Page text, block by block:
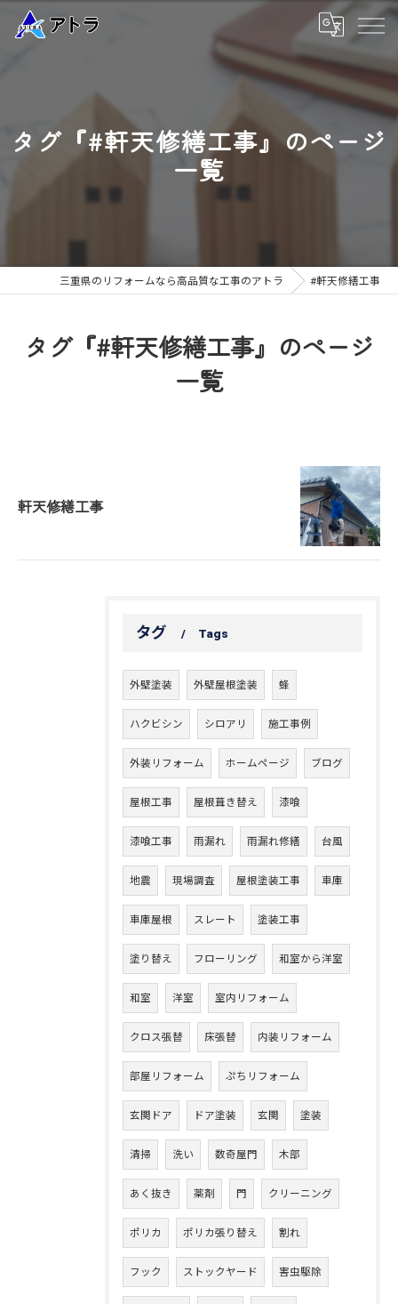
タグ『#軒天修繕工事』のページ
一覧
三重県のリフォームなら高品質な工事のアトラ #軒天修繕工事
タグ『#軒天修繕工事』のページ
一覧
軒天修繕工事
タグ Tags
外壁塗装 外壁屋根塗装 蜂
ハクビシン シロアリ 施工事例
外装リフォーム ホームページ ブログ
屋根工事 屋根葺き替え 漆喰
漆喰工事 雨漏れ 雨漏れ修繕 台風
地震 現場調査 屋根塗装工事 車庫
車庫屋根 スレート 塗装工事
塗り替え フローリング 和室から洋室
和室 洋室 室内リフォーム
クロス張替 床張替 内装リフォーム
部屋リフォーム ぷちリフォーム
玄関ドア ドア塗装 玄関 塗装
清掃 洗い 数奇屋門 木部
あく抜き 薬剤 門 クリーニング
ポリカ ポリカ張り替え 割れ
フック ストックヤード 害虫駆除